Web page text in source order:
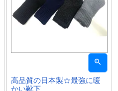
高品質の日本製☆最強に暖
かい靴下